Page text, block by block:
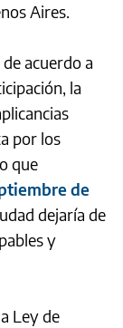
Aires.
acuerdo a
la
por los
que
de
dejaría de
y
Ley de